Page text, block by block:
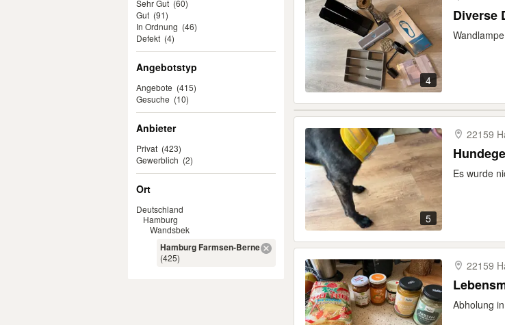
Sehr Gut (60)
Gut (91)
In Ordnung (46)
Defekt (4)
Angebotstyp
Angebote (415)
Gesuche (10)
Anbieter
Privat (423)
Gewerblich (2)
Ort
Deutschland
Hamburg
Wandsbek
Hamburg Farmsen-Berne
(425)
4
Diverse
5
22159
Es wurde
22159
Abholung